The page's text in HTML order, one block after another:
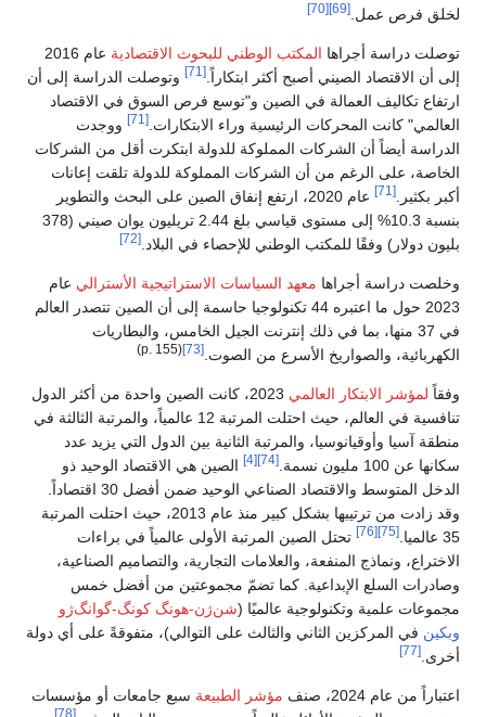
لخلق فرص عمل. [69]
[70]
توصلت دراسة أجراها المكتب الوطني للبحوث الاقتصادية
عام 2016
إلى أن الاقتصاد الصيني أصبح أكثر ابتكاراً. [71]
وتوصلت الدراسة إلى أن
ارتفاع تكاليف العمالة في الصين و"توسع فرص السوق في الاقتصاد
العالمي" كانت المحركات الرئيسية وراء الابتكارات. [71]
ووجدت
الدراسة أيضاً أن الشركات المملوكة للدولة ابتكرت أقل من الشركات
الخاصة، على الرغم من أن الشركات المملوكة للدولة تلقت إعانات
أكبر بكثير.
[71]
عام 2020، ارتفع إنفاق الصين على البحث والتطوير
بنسبة 10.3% إلى مستوى قياسي بلغ 2.44 تريليون يوان صيني (378
بليون دولار) وفقًا للمكتب الوطني للإحصاء في البلاد. [72]
وخلصت دراسة أجراها معهد السياسات الاستراتيجية الأسترالي عام
2023 حول ما اعتبره 44 تكنولوجيا حاسمة إلى أن الصين تتصدر العالم
في 37 منها، بما في ذلك إنترنت الجيل الخامس، والبطاريات
الكهربائية، والصواريخ الأسرع من الصوت. [73]
(p. 155)
وفقاً لمؤشر الابتكار العالمي
2023، كانت الصين واحدة من أكثر الدول
تنافسية في العالم، حيث احتلت المرتبة 12 عالمياً، والمرتبة الثالثة في
منطقة آسيا وأوقيانوسيا، والمرتبة الثانية بين الدول التي يزيد عدد
سكانها عن 100 مليون نسمة.
[74]
[4]
الصين هي الاقتصاد الوحيد ذو
الدخل المتوسط ​​والاقتصاد الصناعي الوحيد ضمن أفضل 30 اقتصاداً.
وقد زادت من ترتيبها بشكل كبير منذ عام 2013، حيث احتلت المرتبة
35 عالميا.
[75]
[76]
تحتل الصين المرتبة الأولى عالمياً في براءات
الاختراع، ونماذج المنفعة، والعلامات التجارية، والتصاميم الصناعية،
وصادرات السلع الإبداعية. كما تضمّ مجموعتين من أفضل خمس
مجموعات علمية وتكنولوجية عالميًا (شن‌ژن-هونگ كونگ-گوانگ‌ژو
وبكين في المركزين الثاني والثالث على التوالي)، متفوقةً على أي دولة
أخرى. [77]
اعتباراً من عام 2024، صنف مؤشر الطبيعة سبع جامعات أو مؤسسات
[78]